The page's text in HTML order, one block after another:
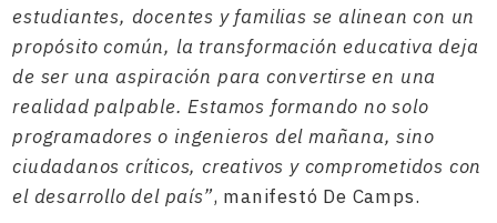
estudiantes, docentes y familias se alinean con un
propósito común, la transformación educativa deja
de ser una aspiración para convertirse en una
realidad palpable. Estamos formando no solo
programadores o ingenieros del mañana, sino
ciudadanos críticos, creativos y comprometidos con
el desarrollo del país”, manifestó De Camps.